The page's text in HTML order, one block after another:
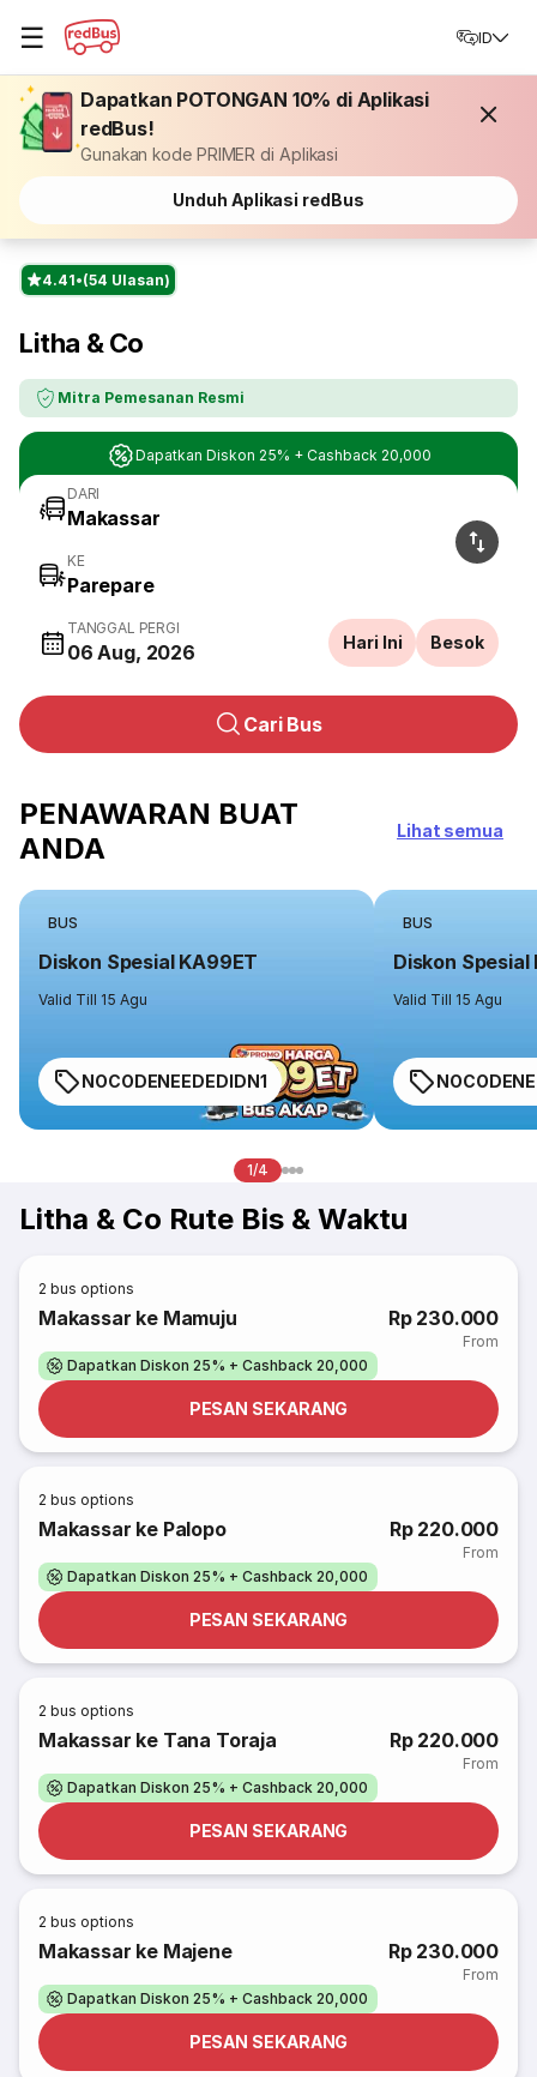
☰ ID
Dapatkan POTONGAN 10% di Aplikasi
redBus!
Gunakan kode PRIMER di Aplikasi
Unduh Aplikasi redBus
4.41 (54 Ulasan)
Litha & Co
Mitra Pemesanan Resmi
Dapatkan Diskon 25% + Cashback 20,000
DARI
KE
TANGGAL PERGI
06 Aug, 2026 Hari Ini Besok
Cari Bus
PENAWARAN BUAT
ANDA
Lihat semua
BUS
Diskon Spesial KA99ET
Valid Till 15 Agu
NOCODENEEDEDIDN1
BUS
Diskon Spesial
Valid Till 15 Agu
1/4
Litha & Co Rute Bis & Waktu
2 bus options
Makassar ke Mamuju Rp 230.000
From
Dapatkan Diskon 25% + Cashback 20,000
PESAN SEKARANG
2 bus options
Makassar ke Palopo Rp 220.000
From
Dapatkan Diskon 25% + Cashback 20,000
PESAN SEKARANG
2 bus options
Makassar ke Tana Toraja Rp 220.000
From
Dapatkan Diskon 25% + Cashback 20,000
PESAN SEKARANG
2 bus options
Makassar ke Majene Rp 230.000
From
Dapatkan Diskon 25% + Cashback 20,000
PESAN SEKARANG